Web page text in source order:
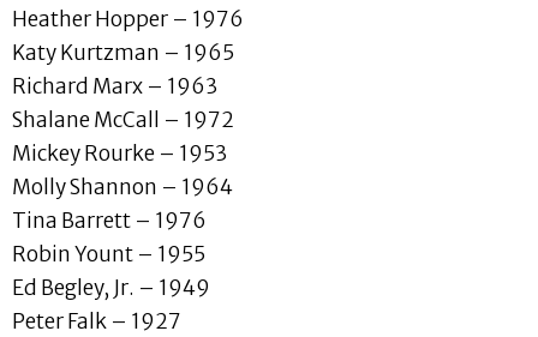
Heather Hopper – 1976
Katy Kurtzman – 1965
Richard Marx – 1963
Shalane McCall – 1972
Mickey Rourke – 1953
Molly Shannon – 1964
Tina Barrett – 1976
Robin Yount – 1955
Ed Begley, Jr. – 1949
Peter Falk – 1927